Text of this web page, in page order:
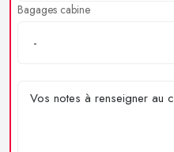
Bagages cabine